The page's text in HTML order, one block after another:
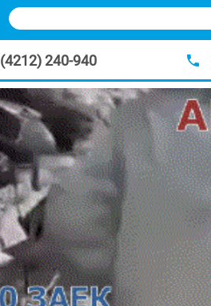
(4212) 240-940